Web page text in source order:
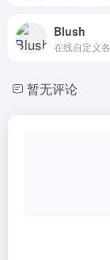
Blush
暂无评论